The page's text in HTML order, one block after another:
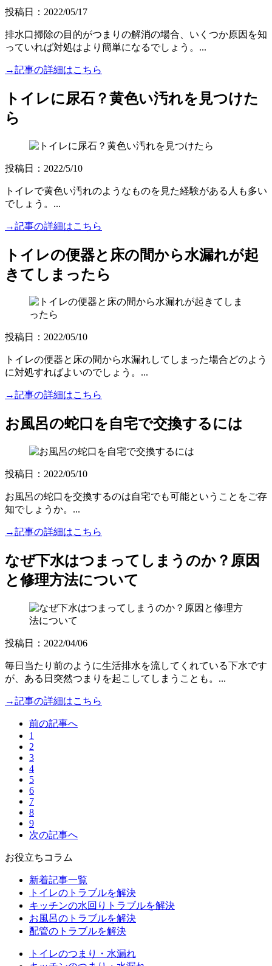
投稿日：2022/05/17
排水口掃除の目的がつまりの解消の場合、いくつか原因を知
っていれば対処はより簡単になるでしょう。...
→記事の詳細はこちら
トイレに尿石？黄色い汚れを見つけた
ら
投稿日：2022/5/10
トイレで黄色い汚れのようなものを見た経験がある人も多い
でしょう。...
→記事の詳細はこちら
トイレの便器と床の間から水漏れが起
きてしまったら
投稿日：2022/05/10
トイレの便器と床の間から水漏れしてしまった場合どのよう
に対処すればよいのでしょう。...
→記事の詳細はこちら
お風呂の蛇口を自宅で交換するには
投稿日：2022/05/10
お風呂の蛇口を交換するのは自宅でも可能ということをご存
知でしょうか。...
→記事の詳細はこちら
なぜ下水はつまってしまうのか？原因
と修理方法について
投稿日：2022/04/06
毎日当たり前のように生活排水を流してくれている下水です
が、ある日突然つまりを起こしてしまうことも。...
→記事の詳細はこちら
前の記事へ
1
2
3
4
5
6
7
8
9
次の記事へ
お役立ちコラム
新着記事一覧
トイレのトラブルを解決
キッチンの水回りトラブルを解決
お風呂のトラブルを解決
配管のトラブルを解決
トイレのつまり・水漏れ